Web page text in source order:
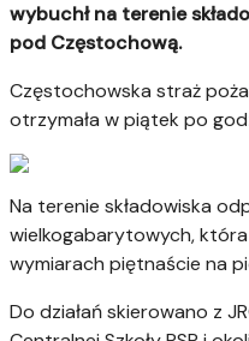
wybuchł na terenie
pod Częstochową.
Częstochowska straż
otrzymała w piątek po
Na terenie składowiska
wielkogabarytowych,
wymiarach piętnaście na
Do działań skierowano z